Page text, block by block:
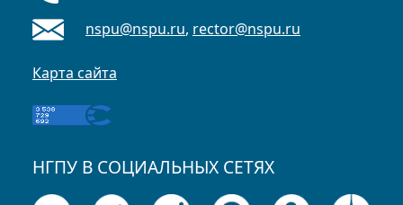
nspu@nspu.ru, rector@nspu.ru
Карта сайта
НГПУ В СОЦИАЛЬНЫХ СЕТЯХ